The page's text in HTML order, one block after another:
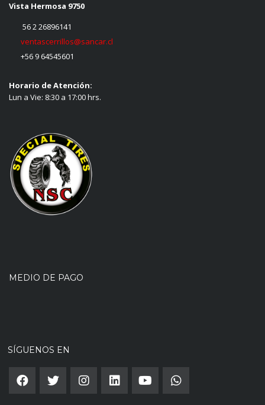
Vista Hermosa 9750
56 2 26896141
ventascerrillos@sancar.cl
+56 9 64545601
Horario de Atención:
Lun a Vie: 8:30 a 17:00 hrs.
MEDIO DE PAGO
SÍGUENOS EN